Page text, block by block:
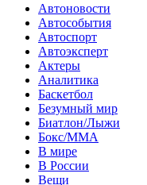
Автоновости
Автособытия
Автоспорт
Автоэксперт
Актеры
Аналитика
Баскетбол
Безумный мир
Биатлон/Лыжи
Бокс/MMA
В мире
В России
Вещи